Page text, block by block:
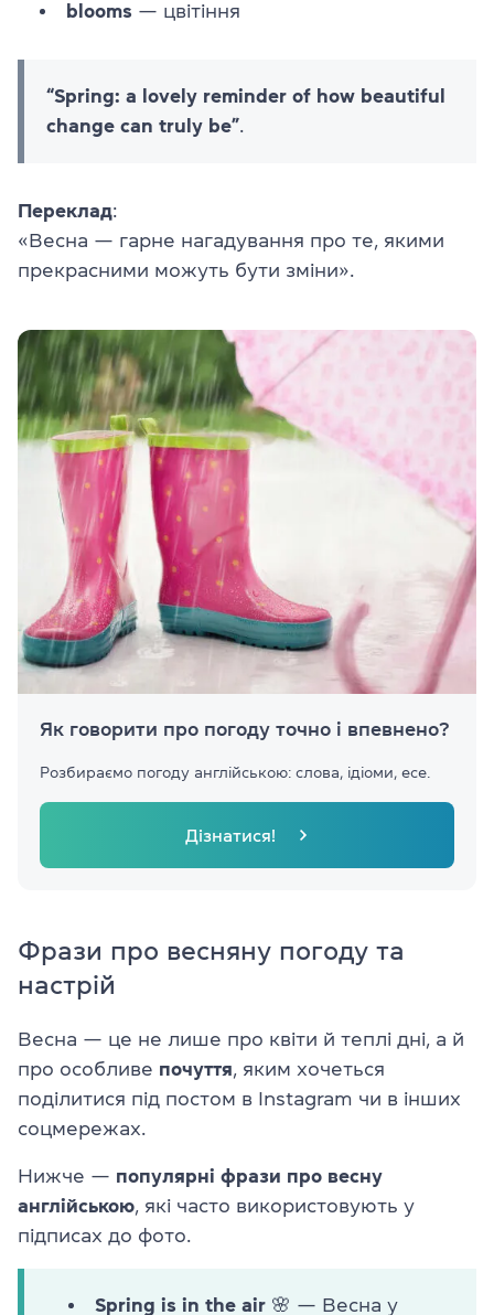
blooms — цвітіння
“Spring: a lovely reminder of how beautiful
change can truly be”.
Переклад:
«Весна — гарне нагадування про те, якими
прекрасними можуть бути зміни».
Як говорити про погоду точно і впевнено?
Розбираємо погоду англійською: слова, ідіоми, есе.
Дізнатися!
Фрази про весняну погоду та
настрій
Весна — це не лише про квіти й теплі дні, а й
про особливе почуття, яким хочеться
поділитися під постом в Instagram чи в інших
соцмережах.
Нижче — популярні фрази про весну
англійською, які часто використовують у
підписах до фото.
Spring is in the air 🌸 — Весна у